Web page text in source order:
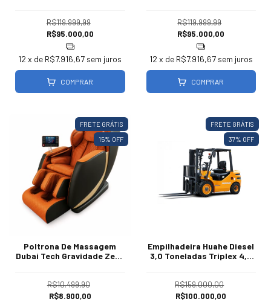
R$119.999,99
R$95.000,00
12 x de R$7.916,67 sem juros
COMPRAR
R$119.999,99
R$95.000,00
12 x de R$7.916,67 sem juros
COMPRAR
FRETE GRÁTIS
15% OFF
Poltrona De Massagem
Dubai Tech Gravidade Zero
R$10.499,90
R$8.900,00
FRETE GRÁTIS
37% OFF
Empilhadeira Huahe Diesel
3,0 Toneladas Triplex 4,8
R$159.000,00
R$100.000,00